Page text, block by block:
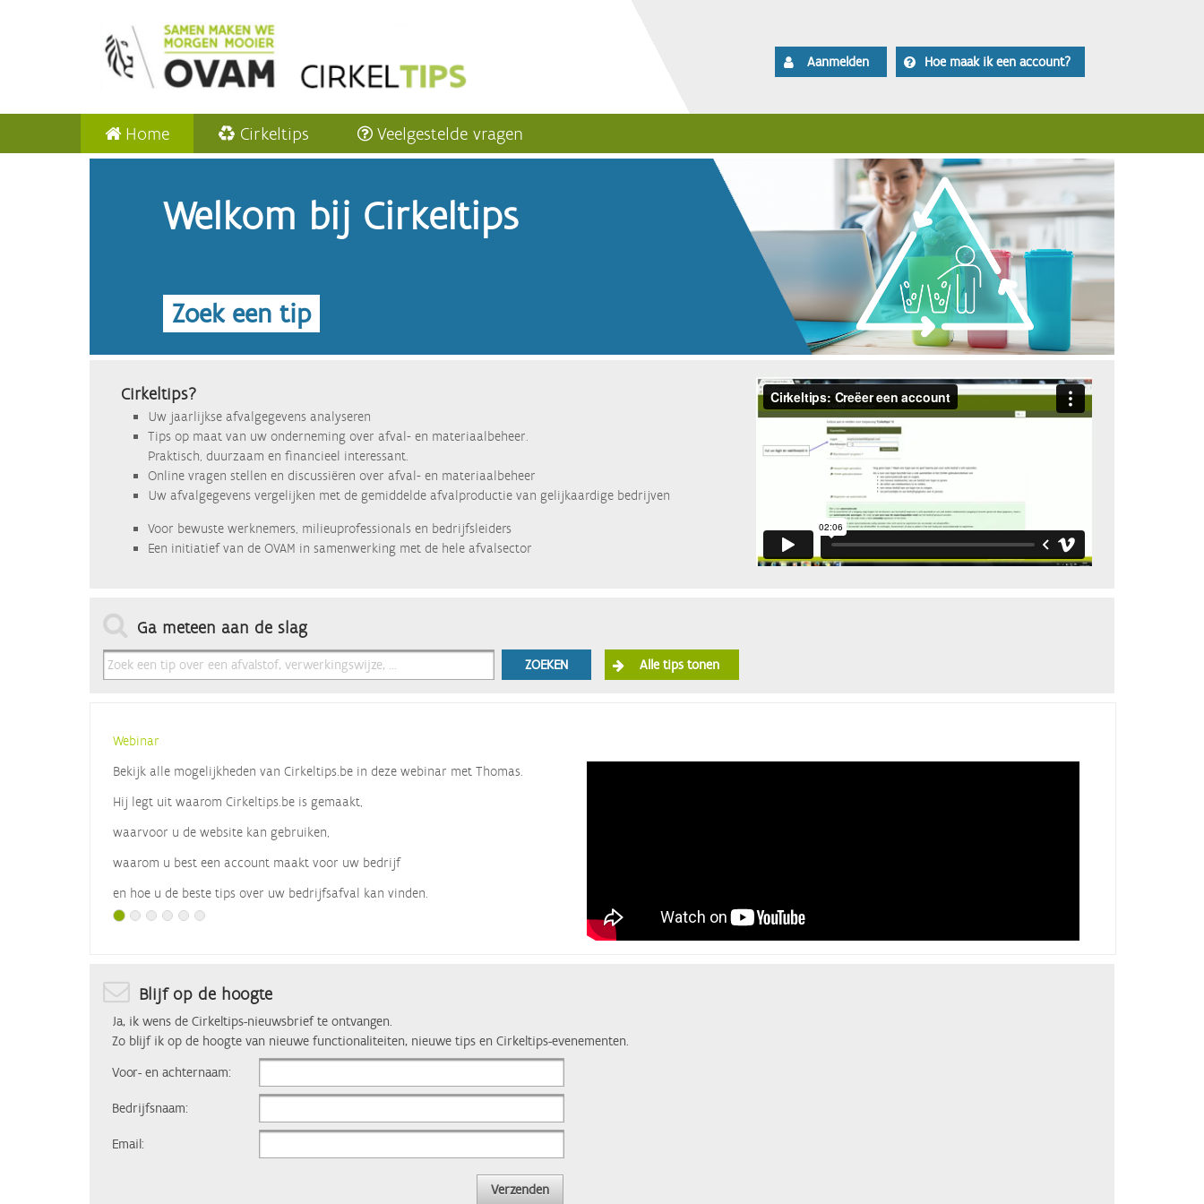
Aanmelden Hoe maak ik een account?
Home Cirkeltips Veelgestelde vragen
Welkom bij Cirkeltips
Zoek een tip
Cirkeltips?
Uw jaarlijkse afvalgegevens analyseren
Tips op maat van uw onderneming over afval- en materiaalbeheer.
Praktisch, duurzaam en financieel interessant.
Online vragen stellen en discussiëren over afval- en materiaalbeheer
Uw afvalgegevens vergelijken met de gemiddelde afvalproductie van gelijkaardige bedrijven
Voor bewuste werknemers, milieuprofessionals en bedrijfsleiders
Een initiatief van de OVAM in samenwerking met de hele afvalsector
Ga meteen aan de slag
ZOEKEN Alle tips tonen
Webinar
Bekijk alle mogelijkheden van Cirkeltips.be in deze webinar met Thomas.
Hij legt uit waarom Cirkeltips.be is gemaakt,
waarvoor u de website kan gebruiken,
waarom u best een account maakt voor uw bedrijf
en hoe u de beste tips over uw bedrijfsafval kan vinden.
Blijf op de hoogte
Ja, ik wens de Cirkeltips-nieuwsbrief te ontvangen.
Zo blijf ik op de hoogte van nieuwe functionaliteiten, nieuwe tips en Cirkeltips-evenementen.
Voor- en achternaam:
Bedrijfsnaam:
Email:
Verzenden